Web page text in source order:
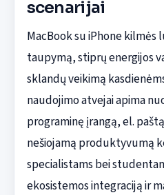
scenarijai
MacBook su iPhone
taupymą, stiprų energijos
sklandų veikimą
naudojimo atvejai apima
programinę įrangą, el.
nešiojamą produktyvumą
specialistams bei
ekosistemos integraciją ir